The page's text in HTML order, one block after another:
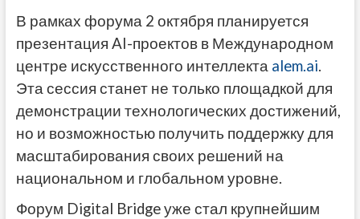
В рамках форума 2 октября планируется
презентация AI-проектов в Международном
центре искусственного интеллекта alem.ai.
Эта сессия станет не только площадкой для
демонстрации технологических достижений,
но и возможностью получить поддержку для
масштабирования своих решений на
национальном и глобальном уровне.
Форум Digital Bridge уже стал крупнейшим